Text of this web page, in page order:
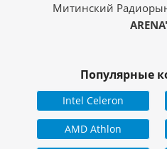
Митинский
Популярные
Intel Celeron
AMD Athlon